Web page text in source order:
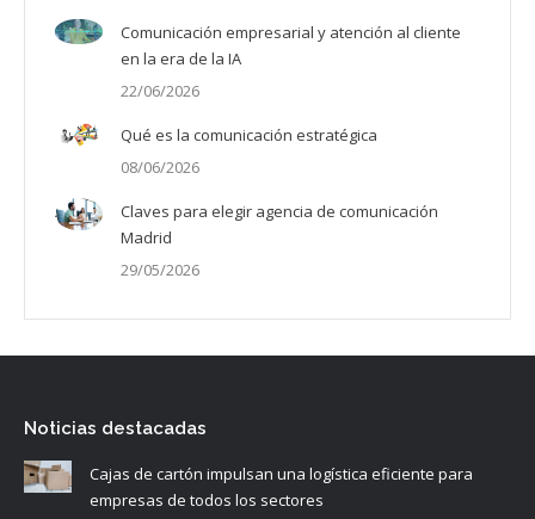
Comunicación empresarial y atención al cliente
en la era de la IA
22/06/2026
Qué es la comunicación estratégica
08/06/2026
Claves para elegir agencia de comunicación
Madrid
29/05/2026
Noticias destacadas
Cajas de cartón impulsan una logística eficiente para
empresas de todos los sectores